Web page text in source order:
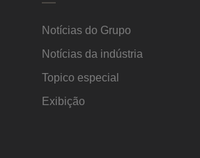
Notícias do Grupo
Notícias da indústria
Topico especial
Exibição